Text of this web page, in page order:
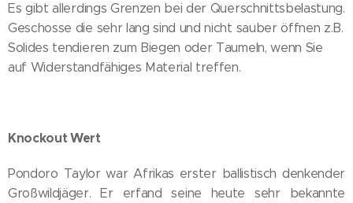
Es gibt allerdings Grenzen bei der Querschnittsbelastung.
Geschosse die sehr lang sind und nicht sauber öffnen z.B.
Solides tendieren zum Biegen oder Taumeln, wenn Sie
auf Widerstandfähiges Material treffen.
Knockout Wert
Pondoro Taylor war Afrikas erster ballistisch denkender
Großwildjäger. Er erfand seine heute sehr bekannte